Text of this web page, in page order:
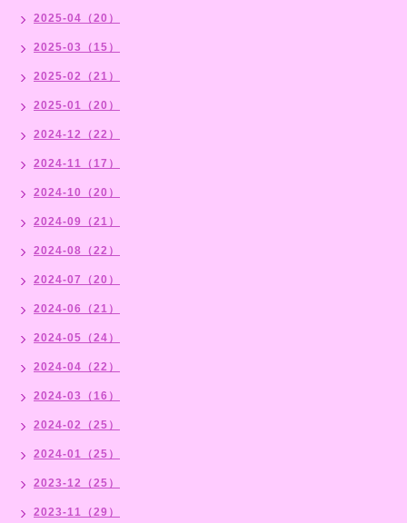
2025-04（20）
2025-03（15）
2025-02（21）
2025-01（20）
2024-12（22）
2024-11（17）
2024-10（20）
2024-09（21）
2024-08（22）
2024-07（20）
2024-06（21）
2024-05（24）
2024-04（22）
2024-03（16）
2024-02（25）
2024-01（25）
2023-12（25）
2023-11（29）